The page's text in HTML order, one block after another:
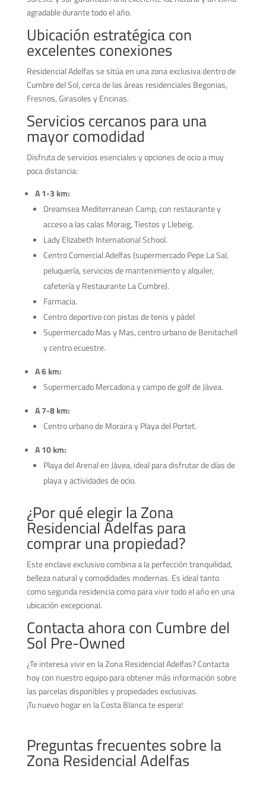
agradable durante todo el año.
Ubicación estratégica con
excelentes conexiones
Residencial Adelfas se sitúa en una zona exclusiva dentro de
Cumbre del Sol, cerca de las áreas residenciales Begonias,
Fresnos, Girasoles y Encinas.
Servicios cercanos para una
mayor comodidad
Disfruta de servicios esenciales y opciones de ocio a muy
poca distancia:
A 1-3 km:
Dreamsea Mediterranean Camp, con restaurante y
acceso a las calas Moraig, Tiestos y Llebeig.
Lady Elizabeth International School.
Centro Comercial Adelfas (supermercado Pepe La Sal,
peluquería, servicios de mantenimiento y alquiler,
cafetería y Restaurante La Cumbre).
Farmacia.
Centro deportivo con pistas de tenis y pádel
Supermercado Mas y Mas, centro urbano de Benitachell
y centro ecuestre.
A 6 km:
Supermercado Mercadona y campo de golf de Jávea.
A 7-8 km:
Centro urbano de Moraira y Playa del Portet.
A 10 km:
Playa del Arenal en Jávea, ideal para disfrutar de días de
playa y actividades de ocio.
¿Por qué elegir la Zona
Residencial Adelfas para
comprar una propiedad?
Este enclave exclusivo combina a la perfección tranquilidad,
belleza natural y comodidades modernas. Es ideal tanto
como segunda residencia como para vivir todo el año en una
ubicación excepcional.
Contacta ahora con Cumbre del
Sol Pre-Owned
¿Te interesa vivir en la Zona Residencial Adelfas? Contacta
hoy con nuestro equipo para obtener más información sobre
las parcelas disponibles y propiedades exclusivas.
¡Tu nuevo hogar en la Costa Blanca te espera!
Preguntas frecuentes sobre la
Zona Residencial Adelfas